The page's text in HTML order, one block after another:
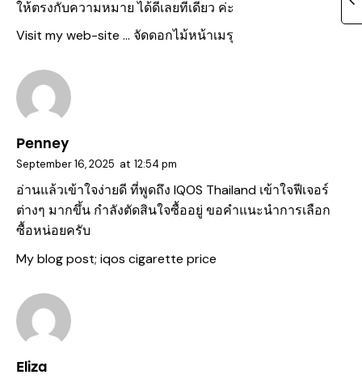
ให้ตรงกับความหมาย ได้ดีเลยทีเดียว ค่ะ
Visit my web-site … จัดดอกไม้หน้าเมรุ
Penney
September 16, 2025 at 12:54 pm
อ่านแล้วเข้าใจง่ายดี ที่พูดถึง IQOS Thailand เข้าใจฟีเจอร์
ต่างๆ มากขึ้น กำลังตัดสินใจซื้ออยู่ ขอคำแนะนำการเลือก
ซื้อหน่อยครับ
My blog post; iqos cigarette price
Eliza